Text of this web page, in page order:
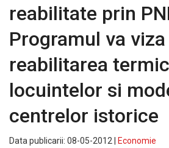
reabilitate prin
Programul va
reabilitarea
locuintelor si
centrelor istorice
Data publicarii: 08-05-2012 |
Economie